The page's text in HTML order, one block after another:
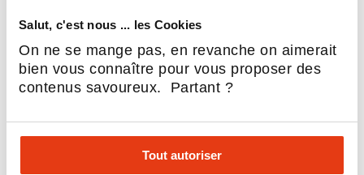
Salut, c'est nous ... les Cookies
On ne se mange pas, en revanche on aimerait
bien vous connaître pour vous proposer des
contenus savoureux. Partant ?
Tout autoriser
7 AOÛT 2026
Né en 1855 avec le tout premier Bouillon Duval, le ...